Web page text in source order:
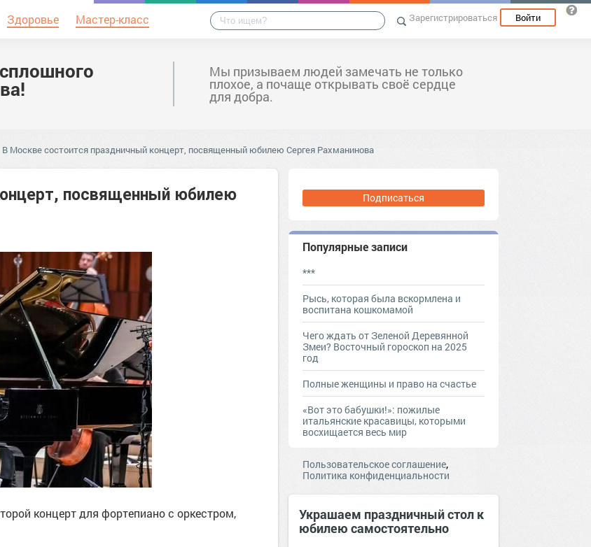
Здоровье Мастер-класс Зарегистрироваться Войти
Мы призываем людей замечать не только
плохое, а почаще открывать своё сердце
для добра.
В Москве состоится праздничный концерт, посвященный юбилею Сергея Рахманинова
посвященный юбилею
концерт для фортепиано с оркестром,
Подписаться
Популярные записи
***
Рысь, которая была вскормлена и
воспитана кошкомамой
Чего ждать от Зеленой Деревянной
Змеи? Восточный гороскоп на 2025
год
Полные женщины и право на счастье
«Вот это бабушки!»: пожилые
итальянские красавицы, которыми
восхищается весь мир
Пользовательское соглашение,
Политика конфиденциальности
Украшаем праздничный стол к
юбилею самостоятельно